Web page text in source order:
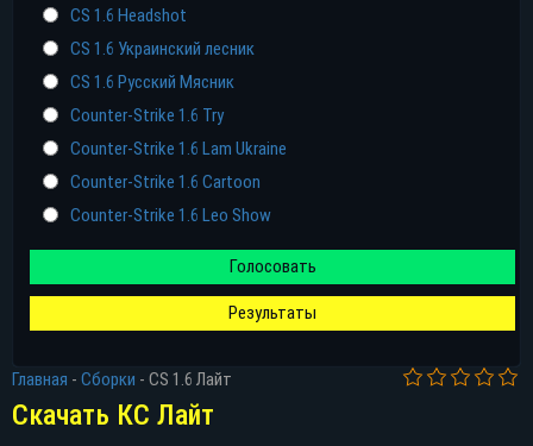
CS 1.6 Headshot
CS 1.6 Украинский лесник
CS 1.6 Русский Мясник
Counter-Strike 1.6 Try
Counter-Strike 1.6 Lam Ukraine
Counter-Strike 1.6 Cartoon
Counter-Strike 1.6 Leo Show
Голосовать
Результаты
Главная - Сборки - CS 1.6 Лайт
Скачать КС Лайт
Торрент